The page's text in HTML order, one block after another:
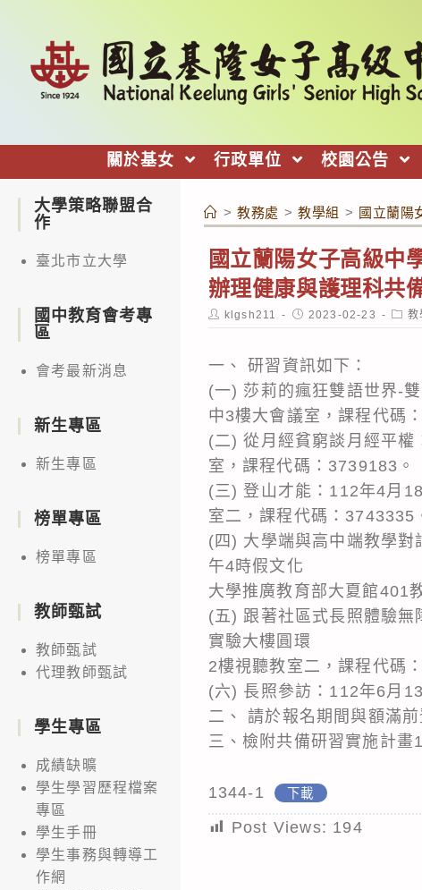
關於基女 行政單位 校園公告
> 教務處 > 教學組 > 國立蘭陽
國立蘭陽女子高級中
辦理健康與護理科共
Post
author:
klgsh211
Post
published:
2023-02-23
Post
教
一、 研習資訊如下：
(一) 莎莉的瘋狂雙語世界-
中3樓大會議室，課程代碼
(二) 從月經貧窮談月經平
室，課程代碼：3739183。
(三) 登山才能：112年4月
室二，課程代碼：3743335
(四) 大學端與高中端教學
午4時假文化
大學推廣教育部大夏館401
(五) 跟著社區式長照體驗
實驗大樓圓環
2樓視聽教室二，課程代碼
(六) 長照參訪：112年6月
二、 請於報名期間與額滿
三、檢附共備研習實施計畫1
1344-1 下載
Post Views: 194
大學策略聯盟合
作
臺北市立大學
國中教育會考專
區
會考最新消息
新生專區
新生專區
榜單專區
榜單專區
教師甄試
教師甄試
代理教師甄試
學生專區
成績缺曠
學生學習歷程檔案
專區
學生手冊
學生事務與轉導工
作網